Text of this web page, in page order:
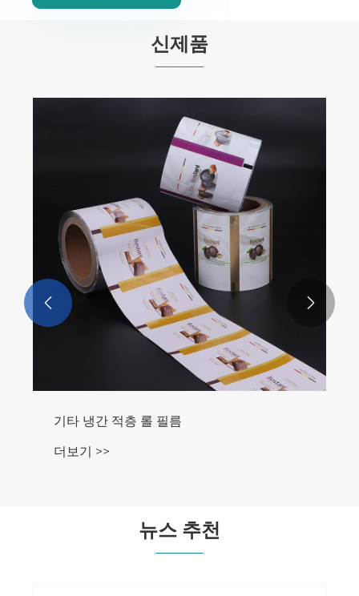
신제품
기타 냉간 적층 롤 필름
더보기 >>
 
뉴스 추천